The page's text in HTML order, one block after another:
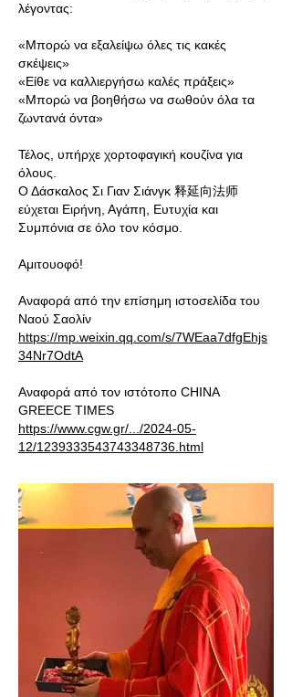
λέγοντας:
«Μπορώ να εξαλείψω όλες τις κακές
σκέψεις»
«Είθε να καλλιεργήσω καλές πράξεις»
«Μπορώ να βοηθήσω να σωθούν όλα τα
ζωντανά όντα»
Τέλος, υπήρχε χορτοφαγική κουζίνα για
όλους.
Ο Δάσκαλος Σι Γιαν Σιάνγκ 释延向法师
εύχεται Ειρήνη, Αγάπη, Ευτυχία και
Συμπόνια σε όλο τον κόσμο.
Αμιτουοφό!
Αναφορά από την επίσημη ιστοσελίδα του
Ναού Σαολίν
https://mp.weixin.qq.com/s/7WEaa7dfgEhjs
34Nr7OdtA
Αναφορά από τον ιστότοπο CHINA
GREECE TIMES
https://www.cgw.gr/.../2024-05-
12/1239333543743348736.html